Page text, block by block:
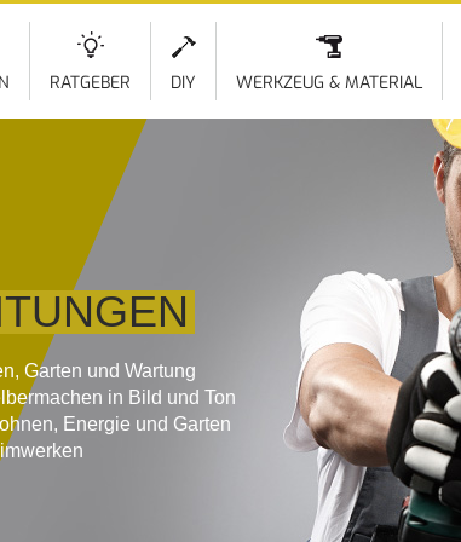
RATGEBER DIY WERKZEUG & MATERIAL
Garten und Wartung
in Bild und Ton
Energie und Garten